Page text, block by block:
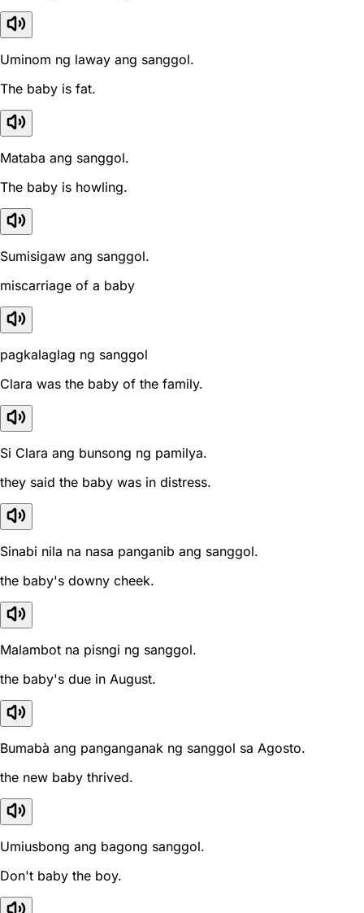
Uminom ng laway ang sanggol.
The baby is fat.
Mataba ang sanggol.
The baby is howling.
Sumisigaw ang sanggol.
miscarriage of a baby
pagkalaglag ng sanggol
Clara was the baby of the family.
Si Clara ang bunsong ng pamilya.
they said the baby was in distress.
Sinabi nila na nasa panganib ang sanggol.
the baby's downy cheek.
Malambot na pisngi ng sanggol.
the baby's due in August.
Bumabà ang panganganak ng sanggol sa Agosto.
the new baby thrived.
Umiusbong ang bagong sanggol.
Don't baby the boy.